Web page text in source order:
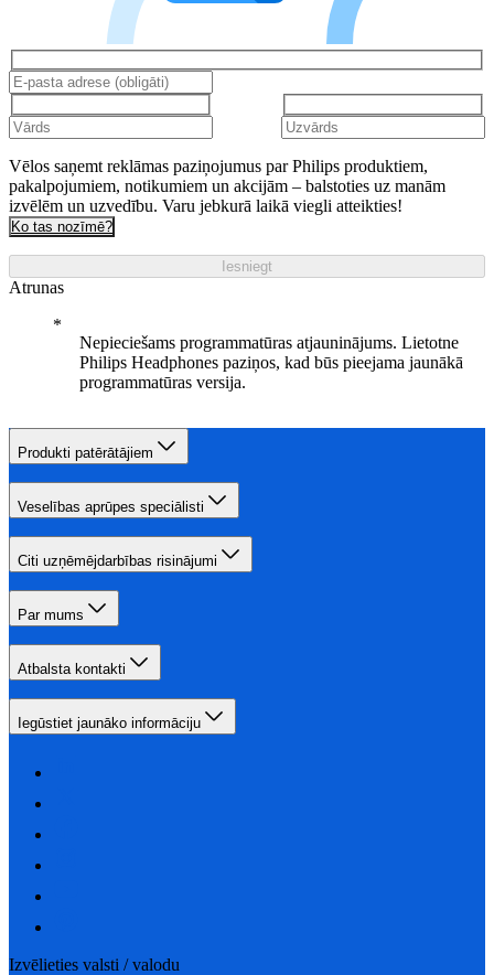
Vēlos saņemt reklāmas paziņojumus par Philips produktiem,
pakalpojumiem, notikumiem un akcijām – balstoties uz manām
izvēlēm un uzvedību. Varu jebkurā laikā viegli atteikties!
Ko tas nozīmē?
Iesniegt
Atrunas
Nepieciešams programmatūras atjauninājums. Lietotne
Philips Headphones paziņos, kad būs pieejama jaunākā
programmatūras versija.
Produkti patērātājiem
Veselības aprūpes speciālisti
Citi uzņēmējdarbības risinājumi
Par mums
Atbalsta kontakti
Iegūstiet jaunāko informāciju
Izvēlieties valsti / valodu